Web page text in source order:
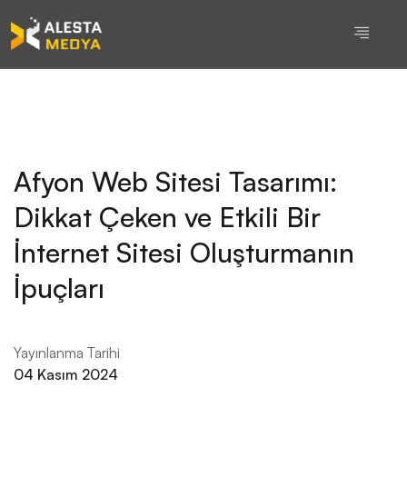
Afyon Web Sitesi Tasarımı:
Dikkat Çeken ve Etkili Bir
İnternet Sitesi Oluşturmanın
İpuçları
Yayınlanma Tarihi
04 Kasım 2024